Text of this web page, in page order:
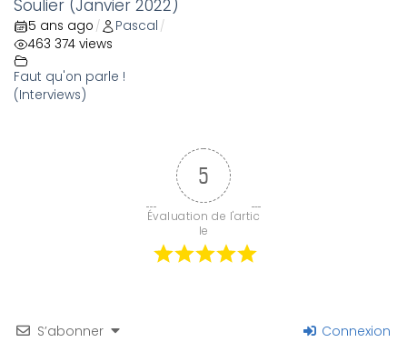
Soulier (Janvier 2022)
5 ans ago / Pascal /
463 374 views
Faut qu'on parle !
(Interviews)
5
Évaluation de l'artic
le
S’abonner Connexion